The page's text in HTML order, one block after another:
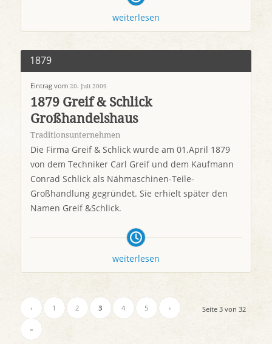
weiterlesen
1879
Eintrag vom 20. Juli 2009
1879 Greif & Schlick
Großhandelshaus
Traditionsunternehmen
Die Firma Greif & Schlick wurde am 01.April 1879
von dem Techniker Carl Greif und dem Kaufmann
Conrad Schlick als Nähmaschinen-Teile-
Großhandlung gegründet. Sie erhielt später den
Namen Greif &Schlick.
weiterlesen
Seite 3 von 32
‹ 1 2 3 4 5 ›
»